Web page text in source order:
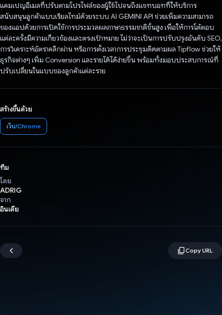
แคมเปญอีเมลที่ปรับตามโปรไฟล์ของผู้ใช้ไปจนถึงแชทบอทที่ให้บริการ
สนับสนุนลูกค้าแบบเรียลไทม์ด้วยระบบ AI GEMINI API ช่วยเพิ่มความสามารถ
ของแอปด้วยการเปิดใช้การประมวลผลภาษาธรรมชาติขั้นสูง เพื่อให้การโต้ตอบ
แต่ละครั้งมีความเกี่ยวข้องและตรงเป้าหมาย ไม่ว่าจะเป็นการปรับปรุงอันดับ SEO,
การวิเคราะห์อัตราคลิกผ่าน หรือการตั้งเวลาการประชุมติดตามผล Tipflow ช่วยให้
ธุรกิจต่างๆ เพิ่ม Conversion และรายได้ได้ง่ายขึ้น พร้อมทั้งมอบประสบการณ์ที่
ปรับเปลี่ยนในแบบของลูกค้าแต่ละราย
สร้างขึ้นด้วย
เว็บ/Chrome
ทีม
โดย
ADRIG
จาก
อินเดีย